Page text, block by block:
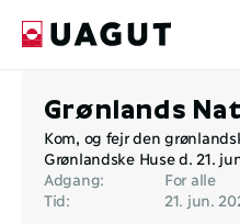
Medlemskab
Aktiviteter
Nyheder
Samarbejde
Om foreningen
Grønlands
Kom, og fejr den
Grønlandske Huse d. 21.
Adgang:
For alle
Tid:
21. jun.